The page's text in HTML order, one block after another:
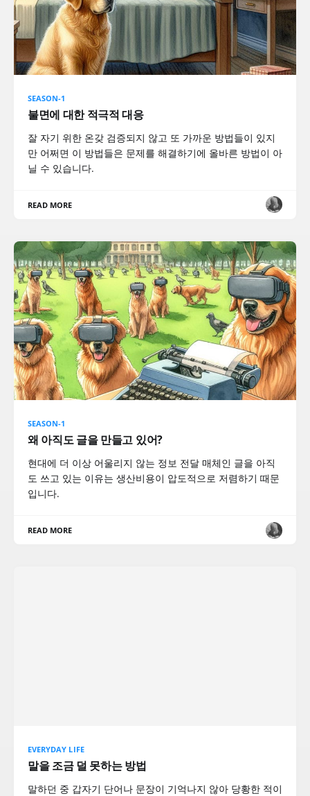
SEASON-1
불면에 대한 적극적 대응
잘 자기 위한 온갖 검증되지 않고 또 가까운 방법들이 있지
만 어쩌면 이 방법들은 문제를 해결하기에 올바른 방법이 아
닐 수 있습니다.
READ MORE
SEASON-1
왜 아직도 글을 만들고 있어?
현대에 더 이상 어울리지 않는 정보 전달 매체인 글을 아직
도 쓰고 있는 이유는 생산비용이 압도적으로 저렴하기 때문
입니다.
READ MORE
EVERYDAY LIFE
말을 조금 덜 못하는 방법
말하던 중 갑자기 단어나 문장이 기억나지 않아 당황한 적이